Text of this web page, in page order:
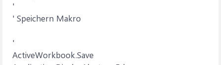
'
' Speichern Makro
'
ActiveWorkbook.Save